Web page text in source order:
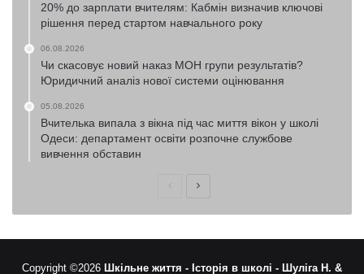
20% до зарплати вчителям: Кабмін визначив ключові
рішення перед стартом навчального року
06.08.2026
Чи скасовує новий наказ МОН групи результатів?
Юридичний аналіз нової системи оцінювання
05.08.2026
Вчителька випала з вікна під час миття вікон у школі
Одеси: департамент освіти розпочне службове
вивчення обставин
ПопередняНаступна
Copyright ©2026 Шкільне життя - Історія в школі - Шуліга Н. &